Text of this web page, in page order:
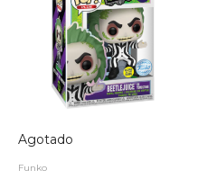
Agotado
Funko